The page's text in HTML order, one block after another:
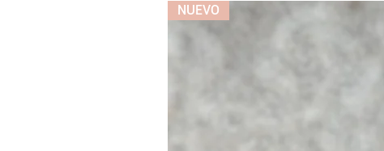
NUEVO